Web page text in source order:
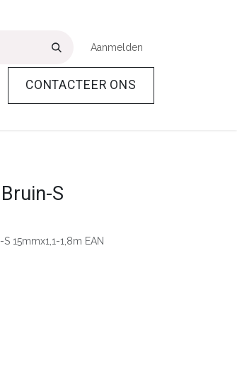
Aanmelden
CONTACTEER ONS
S
15mmx1,1-1,8m EAN